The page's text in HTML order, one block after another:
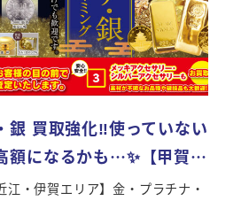
銀 買取強化‼使っていない
額になるかも…✨【甲賀…
・伊賀エリア】金・プラチナ・